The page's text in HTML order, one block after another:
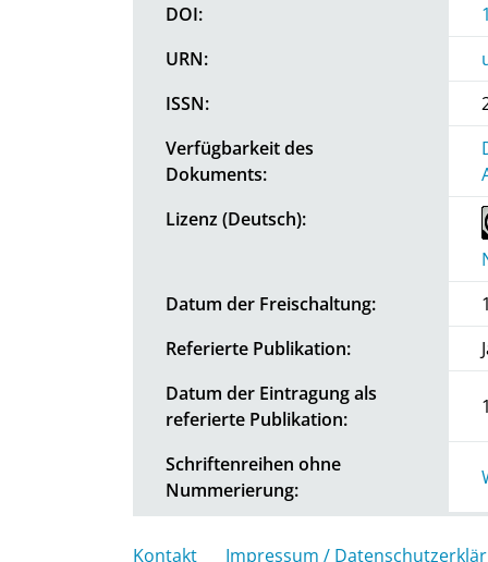
DOI:
URN:
ISSN:
Verfügbarkeit des
Dokuments:
Lizenz (Deutsch):
Datum der Freischaltung:
Referierte Publikation:
Datum der Eintragung als
referierte Publikation:
Schriftenreihen ohne
Nummerierung:
Kontakt Impressum /